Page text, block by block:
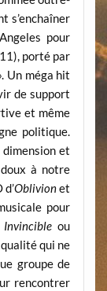
s’enchaîner
pour
porté par
Un méga hit
de support
et même
politique.
et
à notre
Oblivionet
pour
Invincibleou
qui ne
groupe de
rencontrer